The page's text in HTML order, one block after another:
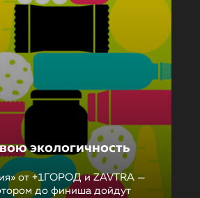
экологичность
от +1ГОРОД и ZAVTRA —
до финиша дойдут